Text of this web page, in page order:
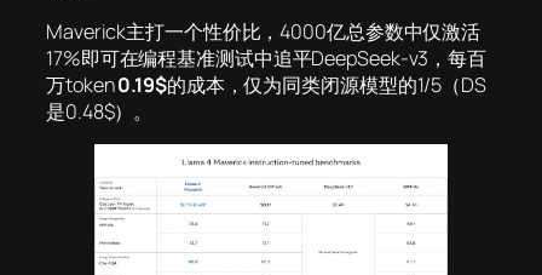
Maverick主打一个性价比，4000亿总参数中仅激活
17%即可在编程基准测试中追平DeepSeek-v3，每百
万token0.19$的成本，仅为同类闭源模型的1/5（DS
是0.48$）。